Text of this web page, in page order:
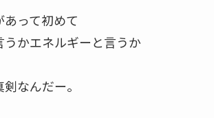
って初めて
うかエネルギーと言うか
なんだー。